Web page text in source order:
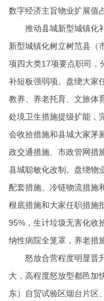
数字经济主旨物业扩展值
推动县城新型城镇化补
新型城镇化树立树范县（
项四大类17项要点职司，
补短板强弱项。盘绕大家
教养、养老托育、文旅体
处境卫生措施提级扩能，
会收拾措施和县城大家茅
政交通措施、市政管网措
县城聪敏化改制。盘绕物
配套措施、冷链物流措施
根底措施和大家任职措施
95%，生计垃圾无害化收
纳性病院全笼罩，养老措
怒放合营程度明显晋升
大，高程度怒放型都邑加
东）自贸试验区烟台片区